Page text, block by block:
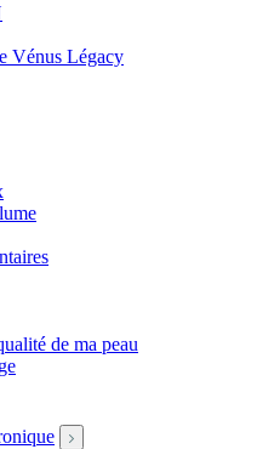
Vénus Légacy
de ma peau